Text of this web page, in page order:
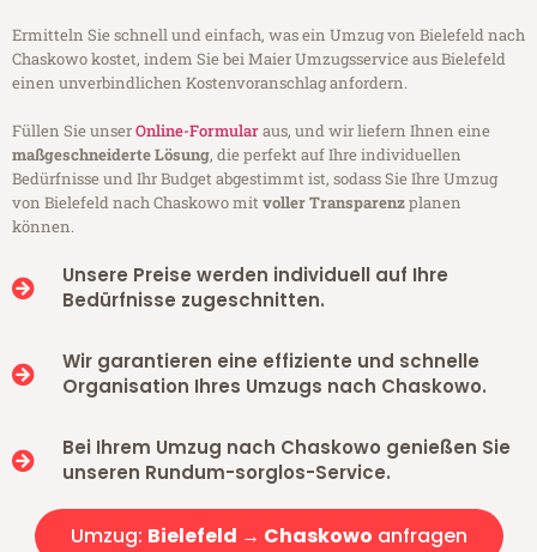
Ermitteln Sie schnell und einfach, was ein Umzug von Bielefeld nach
Chaskowo kostet, indem Sie bei Maier Umzugsservice aus Bielefeld
einen unverbindlichen Kostenvoranschlag anfordern.
Füllen Sie unserOnline-Formularaus, und wir liefern Ihnen eine
maßgeschneiderte Lösung, die perfekt auf Ihre individuellen
Bedürfnisse und Ihr Budget abgestimmt ist, sodass Sie Ihre Umzug
von Bielefeld nach Chaskowo mitvoller Transparenzplanen
können.
Unsere Preise werden individuell auf Ihre
Bedürfnisse zugeschnitten.
Wir garantieren eine effiziente und schnelle
Organisation Ihres Umzugs nach Chaskowo.
Bei Ihrem Umzug nach Chaskowo genießen Sie
unseren Rundum-sorglos-Service.
Umzug: Bielefeld → Chaskowo anfragen